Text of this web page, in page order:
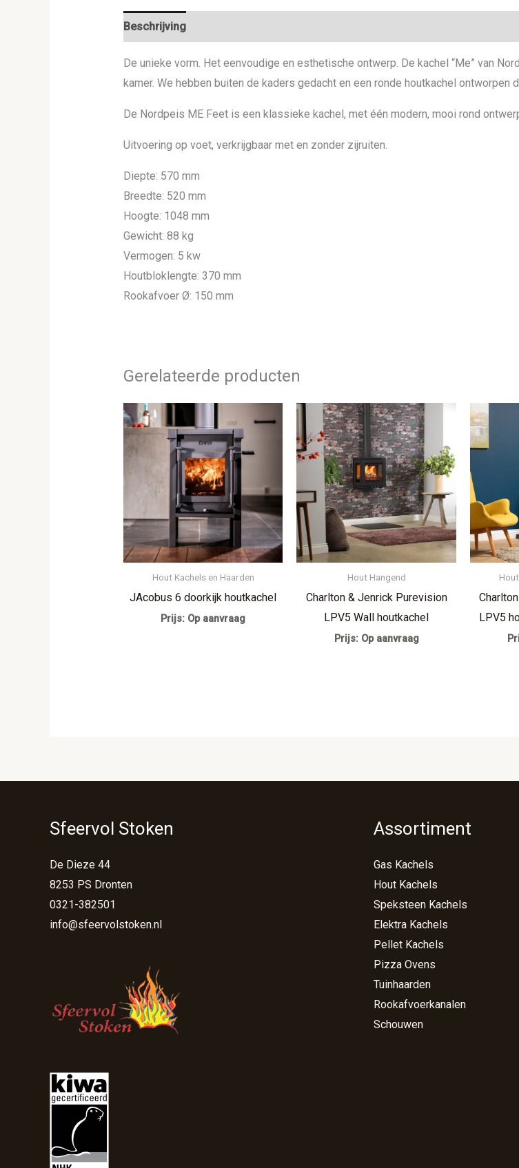
Beschrijving
De unieke vorm. Het eenvoudige en esthetische ontwerp. De kachel “Me” van
kamer. We hebben buiten de kaders gedacht en een ronde houtkachel
De Nordpeis ME Feet is een klassieke kachel, met één modern, mooi rond
Uitvoering op voet, verkrijgbaar met en zonder zijruiten.
Diepte: 570 mm
Breedte: 520 mm
Hoogte: 1048 mm
Gewicht: 88 kg
Vermogen: 5 kw
Houtbloklengte: 370 mm
Rookafvoer Ø: 150 mm
Gerelateerde producten
Hout Kachels en Haarden
JAcobus 6 doorkijk houtkachel
Prijs: Op aanvraag
Hout Hangend
Charlton & Jenrick Purevision
LPV5 Wall houtkachel
Prijs: Op aanvraag
LPV5
Sfeervol Stoken
De Dieze 44
8253 PS Dronten
0321-382501
info@sfeervolstoken.nl
Assortiment
Gas Kachels
Hout Kachels
Speksteen Kachels
Elektra Kachels
Pellet Kachels
Pizza Ovens
Tuinhaarden
Rookafvoerkanalen
Schouwen